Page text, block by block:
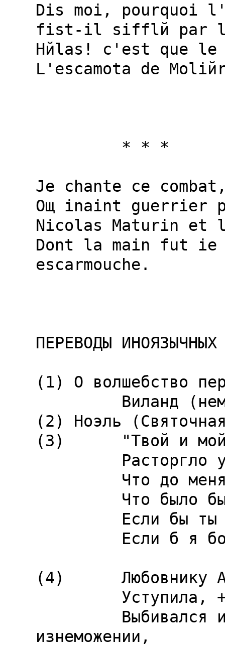
Dis moi, pourquoi
fist-il sifflй par
Hйlas! c'est que le
L'escamota de
Je chante ce
Oщ inaint guerrier
Nicolas Maturin et
Dont la main fut
escarmouche.
ПЕРЕВОДЫ
(1) О волшебство
(2) Ноэль
(3)      "Твой и
(4)      Любовнику
изнеможении,